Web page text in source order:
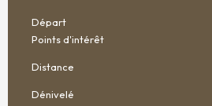
INFORMATIONS
Départ
Points d'intérêt
Distance
Dénivelé